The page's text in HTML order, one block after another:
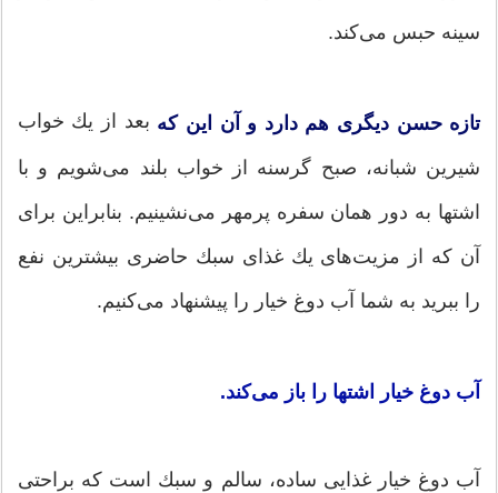
سینه حبس می‌كند.
تازه حسن دیگری هم دارد و آن این كه بعد از یك خواب
شیرین شبانه، صبح گرسنه از خواب بلند می‌شویم و با
اشتها به دور همان سفره پرمهر می‌نشینیم. بنابراین برای
آن كه از مزیت‌های یك غذای سبك حاضری بیشترین نفع
را ببرید به شما آب دوغ خیار را پیشنهاد می‌كنیم.
آب دوغ خیار اشتها را باز می‌كند.
آب دوغ خیار غذایی ساده، سالم و سبك است كه براحتی